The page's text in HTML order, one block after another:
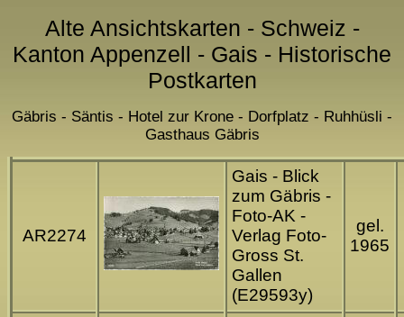
Alte Ansichtskarten - Schweiz -
Kanton Appenzell - Gais - Historische
Postkarten
Gäbris - Säntis - Hotel zur Krone - Dorfplatz - Ruhhüsli -
Gasthaus Gäbris
AR2274
Gais - Blick
zum Gäbris -
Foto-AK -
Verlag Foto-
Gross St.
Gallen
(E29593y)
gel.
1965